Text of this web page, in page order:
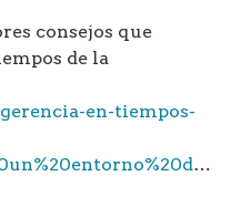
consejos que
de la
en-tiempos-